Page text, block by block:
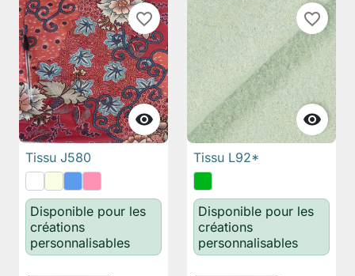

favorite_border
Tissu J580
Disponible pour les
créations
personnalisables

favorite_border
Tissu L92*
Disponible pour les
créations
personnalisables